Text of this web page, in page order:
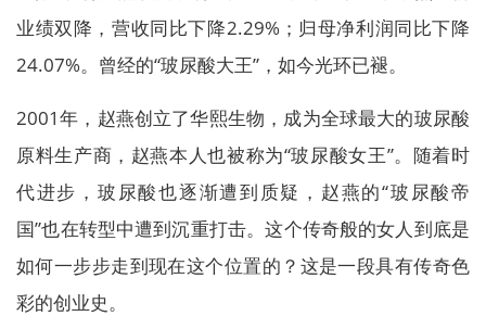
业绩双降，营收同比下降2.29%；归母净利润同比下降
24.07%。曾经的“玻尿酸大王”，如今光环已褪。
2001年，赵燕创立了华熙生物，成为全球最大的玻尿酸
原料生产商，赵燕本人也被称为“玻尿酸女王”。随着时
代进步，玻尿酸也逐渐遭到质疑，赵燕的“玻尿酸帝
国”也在转型中遭到沉重打击。这个传奇般的女人到底是
如何一步步走到现在这个位置的？这是一段具有传奇色
彩的创业史。